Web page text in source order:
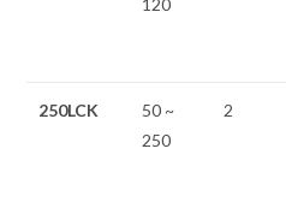
120
250LCK
50 ~
250
2